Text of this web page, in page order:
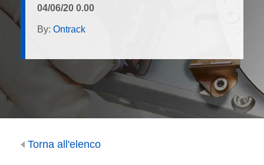
04/06/20 0.00
By: Ontrack
Torna all'elenco